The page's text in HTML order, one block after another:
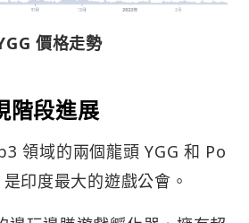
價格走勢
階段進展
領域的兩個龍頭 YGG 和 Po
印度最大的遊戲公會。